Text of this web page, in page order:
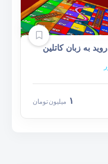
به زبان کاتلین
۱ میلیونتومان